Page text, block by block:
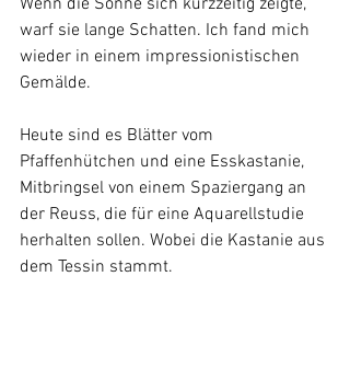
warf sie lange Schatten. Ich fand mich
wieder in einem impressionistischen
Gemälde.
Heute sind es Blätter vom
Pfaffenhütchen und eine Esskastanie,
Mitbringsel von einem Spaziergang an
der Reuss, die für eine Aquarellstudie
herhalten sollen. Wobei die Kastanie aus
dem Tessin stammt.